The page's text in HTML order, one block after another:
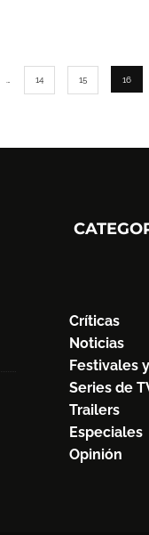
14 15 16
Críticas
Noticias
Festivales
Series de
Trailers
Especiales
Opinión